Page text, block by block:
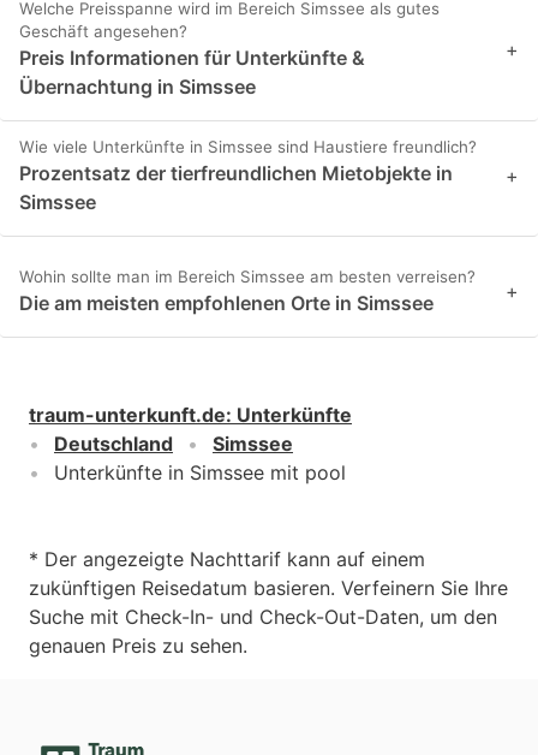
Welche Preisspanne wird im Bereich Simssee als gutes
Geschäft angesehen?
Preis Informationen für Unterkünfte &
Übernachtung in Simssee
+
Wie viele Unterkünfte in Simssee sind Haustiere freundlich?
Prozentsatz der tierfreundlichen Mietobjekte in
Simssee
+
Wohin sollte man im Bereich Simssee am besten verreisen?
Die am meisten empfohlenen Orte in Simssee +
traum-unterkunft.de: Unterkünfte
Deutschland
Simssee
Unterkünfte in Simssee mit pool
* Der angezeigte Nachttarif kann auf einem
zukünftigen Reisedatum basieren. Verfeinern Sie Ihre
Suche mit Check-In- und Check-Out-Daten, um den
genauen Preis zu sehen.